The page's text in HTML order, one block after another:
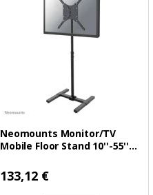
Neomounts Monitor/TV
Mobile Floor Stand 10''-55''
Ειδική
Τιμή
133,12 €